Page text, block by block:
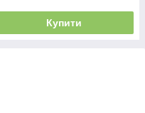
Купити